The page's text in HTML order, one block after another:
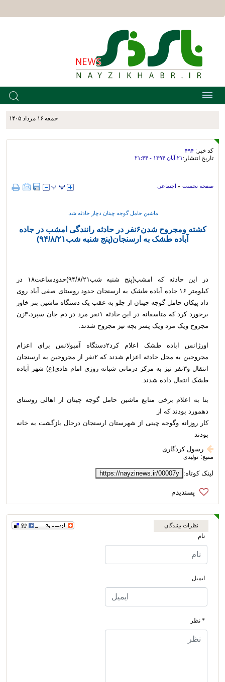
جمعه ۱۶ مرداد ۱۴۰۵
کد خبر: ۴۹۴
تاریخ انتشار: ۲۱ آبان ۱۳۹۴ - ۲۱:۴۴
صفحه نخست » اجتماعی
ماشین حامل گوجه چینان دچار حادثه شد.
کشته ومجروح شدن۶نفر در حادثه رانندگی امشب در جاده
آباده طشک به ارسنجان(پنج شنبه شب۹۴/۸/۲۱)
در این حادثه که امشب(پنج شنبه شب۹۴/۸/۲۱)حدودساعت۱۸ در
کیلومتر ۱۶ جاده آباده طشک به ارسنجان حدود روستای صفی آباد روی
داد پیکان حامل گوجه چینان از جلو به عقب یک دستگاه ماشین بنز خاور
برخورد کرد که متاسفانه در این حادثه ۱نفر مرد در دم جان سپرد،۳زن
مجروح ویک مرد ویک پسر بچه نیز مجروح شدند.
اورژانس اباده طشک اعلام کرد۲دستگاه آمبولانس برای اعزام
مجروحین به محل حادثه اعزام شدند که ۲نفر از مجروحین به ارسنجان
انتقال و۳نفر نیز به مرکز درمانی شبانه روزی امام هادی(ع) شهر آباده
طشک انتقال داده شدند.
بنا به اعلام برخی منابع ماشین حامل گوجه چینان از اهالی روستای
دهمورد بودند که از
کار روزانه وگوجه چینی از شهرستان ارسنجان درحال بازگشت به خانه
بودند
رسول کردگاری
منبع: تولیدی
لینک کوتاه: https://nayzinews.ir/00007y
نظرات بینندگان
نام
ایمیل
* نظر